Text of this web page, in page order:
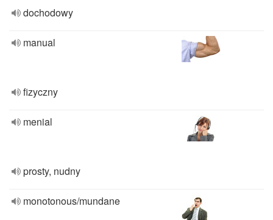
dochodowy
manual
fizyczny
menial
prosty, nudny
monotonous/mundane